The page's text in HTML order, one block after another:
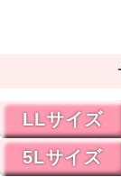
LLサイズ
5Lサイズ